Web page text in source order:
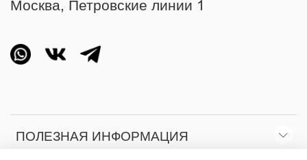
ПОЛЕЗНАЯ ИНФОРМАЦИЯ
Москва, Петровские линии 1